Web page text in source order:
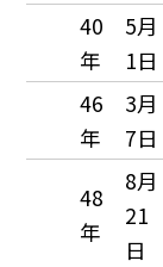
40
年
5月
1日
46
年
3月
7日
48
年
8月
21
日